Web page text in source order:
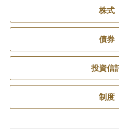
株式
債券
投資信
制度